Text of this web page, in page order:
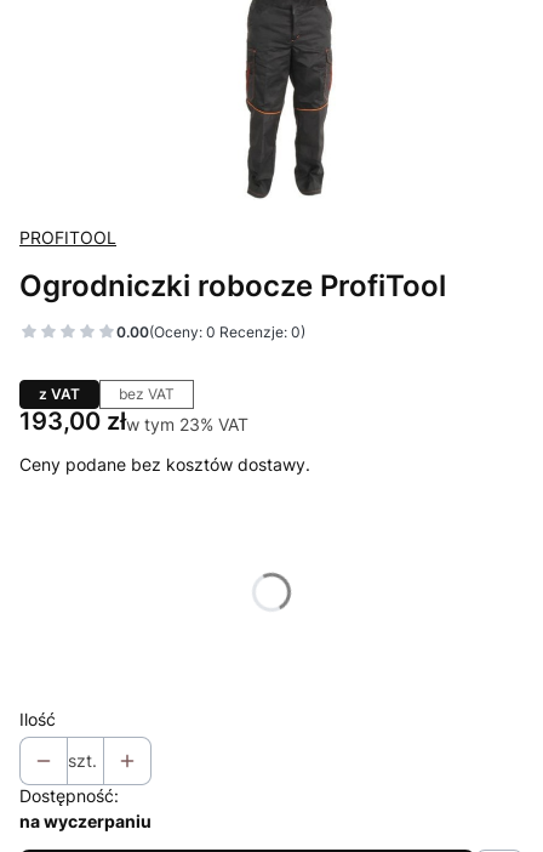
PROFITOOL
Ogrodniczki robocze ProfiTool
0.00(Oceny: 0 Recenzje: 0)
z VAT bez VAT
Cena
193,00 złw tym 23% VAT
w tym 23% VAT
Ceny podane bez kosztów dostawy.
Ilość
szt.
Dostępność:
na wyczerpaniu